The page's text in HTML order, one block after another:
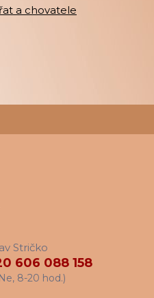
a chovatele
Stričko
606 088 158
8-20 hod.)